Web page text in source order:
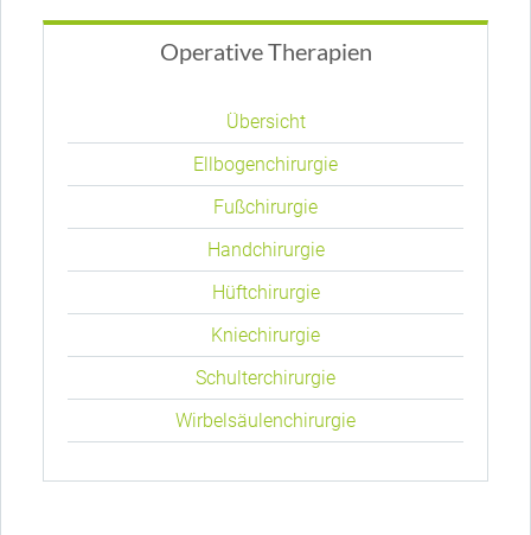
Operative Therapien
überspringen
Übersicht
Ellbogenchirurgie
Fußchirurgie
Handchirurgie
Hüftchirurgie
Kniechirurgie
Schulterchirurgie
Wirbelsäulenchirurgie